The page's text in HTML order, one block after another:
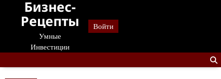
Перейти
содержанию
Бизнес-
Рецепты
Умные
Инвестиции
Войти